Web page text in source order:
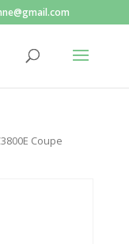
Coupe